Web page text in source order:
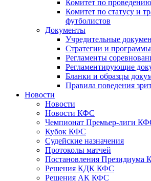
Комитет по
Комитет по статусу и
футболистов
Документы
Учредительные
Стратегии и программы
Регламенты
Регламентирующие
Бланки и образцы
Правила поведения
Новости
Новости
Новости КФС
Чемпионат Премьер-лиги
Кубок КФС
Судейские назначения
Протоколы матчей
Постановления Президиума
Решения КДК КФС
Решения АК КФС